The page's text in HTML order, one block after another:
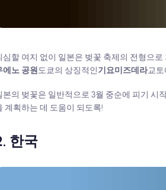
심할 여지 없이 일본은 벚꽃 축제의 전형으
에노 공원도쿄의 상징적인기요미즈데라교토
본의 벚꽃은 일반적으로 3월 중순에 피기 시
계획하는 데 도움이 되도록!
한국